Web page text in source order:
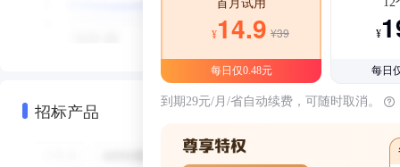
招标产品
首月试用
¥14.9 ¥39
每日仅0.48元
¥
每日
到期29元/月/省自动续费，可随时取消。